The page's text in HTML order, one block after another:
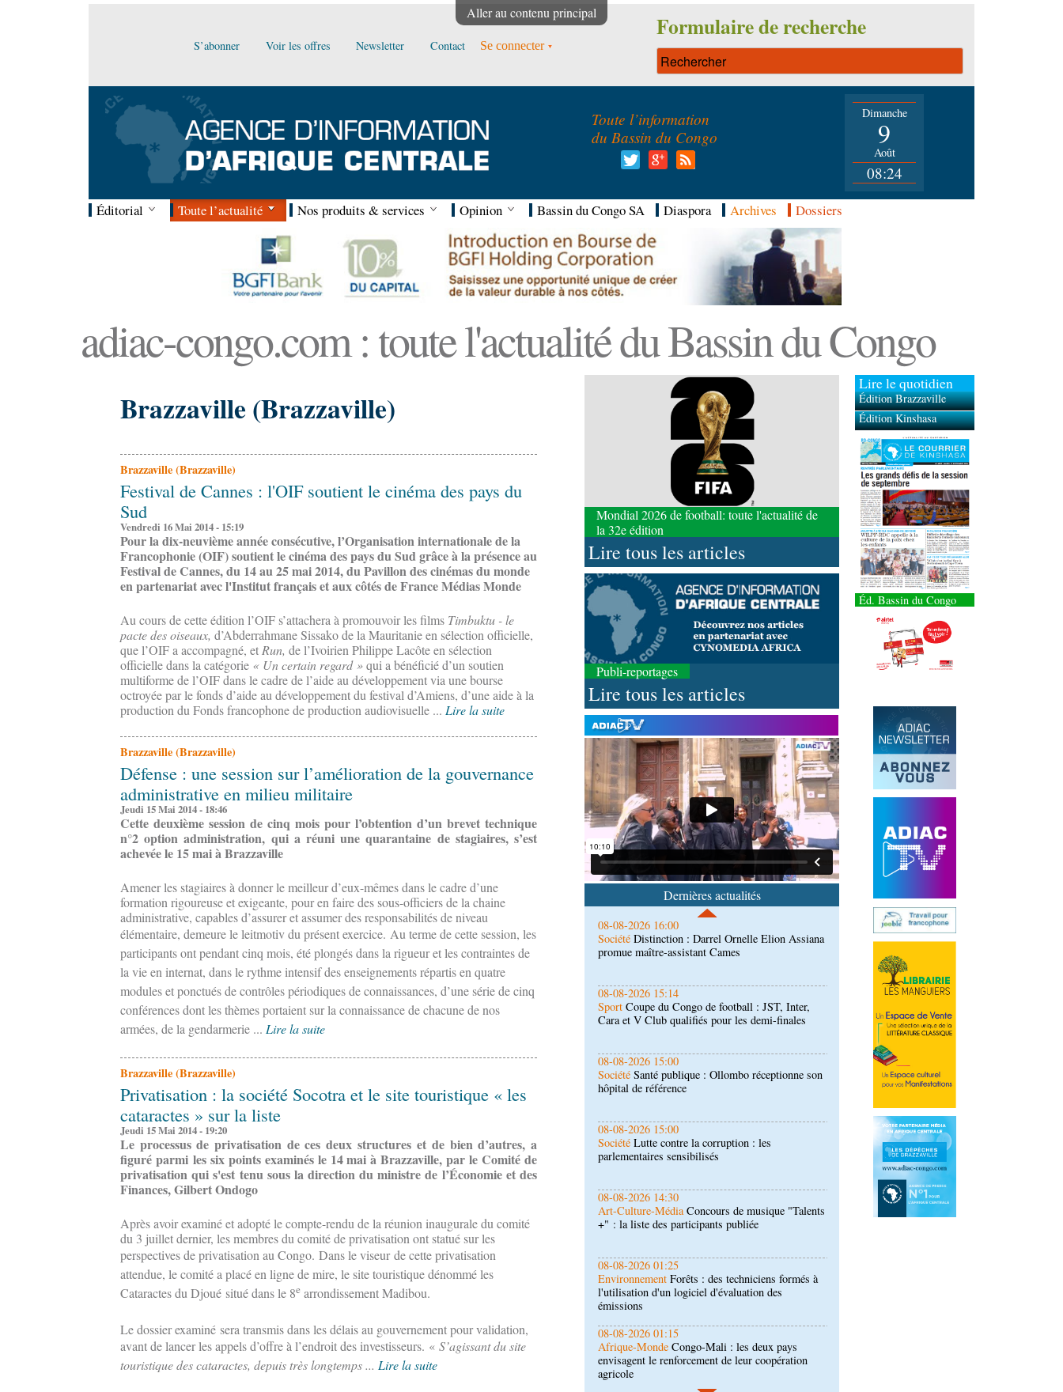
Aller au contenu principal
S’abonner Voir les offres Newsletter Contact Se connecter
Formulaire de recherche
Toute l’information
du Bassin du Congo
Dimanche
9
Août
08:24
Éditorial Toute l’actualité Nos produits & services Opinion Bassin du Congo SA Diaspora Archives Dossiers
adiac-congo.com : toute l'actualité du Bassin du Congo
Brazzaville (Brazzaville)
Brazzaville (Brazzaville)
Festival de Cannes : l'OIF soutient le cinéma des pays du
Sud
Vendredi 16 Mai 2014 - 15:19
Pour la dix-neuvième année consécutive, l’Organisation internationale de la
Francophonie (OIF) soutient le cinéma des pays du Sud grâce à la présence au
Festival de Cannes, du 14 au 25 mai 2014, du Pavillon des cinémas du monde
en partenariat avec l'Institut français et aux côtés de France Médias Monde
Au cours de cette édition l’OIF s’attachera à promouvoir les films Timbuktu - le
pacte des oiseaux, d’Abderrahmane Sissako de la Mauritanie en sélection officielle,
que l’OIF a accompagné, et Run, de l’Ivoirien Philippe Lacôte en sélection
officielle dans la catégorie « Un certain regard »qui a bénéficié d’un soutien
multiforme de l’OIF dans le cadre de l’aide au développement via une bourse
octroyée par le fonds d’aide au développement du festival d’Amiens, d’une aide à la
production du Fonds francophone de production audiovisuelle ... Lire la suite
Brazzaville (Brazzaville)
Défense : une session sur l’amélioration de la gouvernance
administrative en milieu militaire
Jeudi 15 Mai 2014 - 18:46
Cette deuxième session de cinq mois pour l’obtention d’un brevet technique
n°2 option administration, qui a réuni une quarantaine de stagiaires, s’est
achevée le 15 mai à Brazzaville
Amener les stagiaires à donner le meilleur d’eux-mêmes dans le cadre d’une
formation rigoureuse et exigeante, pour en faire des sous-officiers de la chaine
administrative, capables d’assurer et assumer des responsabilités de niveau
élémentaire, demeure le leitmotiv du présent exercice. Au terme de cette session, les
participants ont pendant cinq mois, été plongés dans la rigueur et les contraintes de
la vie en internat, dans le rythme intensif des enseignements répartis en quatre
modules et ponctués de contrôles périodiques de connaissances, d’une série de cinq
conférences dont les thèmes portaient sur la connaissance de chacune de nos
armées, de la gendarmerie ... Lire la suite
Brazzaville (Brazzaville)
Privatisation : la société Socotra et le site touristique « les
cataractes » sur la liste
Jeudi 15 Mai 2014 - 19:20
Le processus de privatisation de ces deux structures et de bien d’autres, a
figuré parmi les six points examinés le 14 mai à Brazzaville, par le Comité de
privatisation qui s'est tenu sous la direction du ministre de l’Économie et des
Finances, Gilbert Ondogo
Après avoir examiné et adopté le compte-rendu de la réunion inaugurale du comité
du 3 juillet dernier, les membres du comité de privatisation ont statué sur les
perspectives de privatisation au Congo. Dans le viseurde cette privatisation
attendue, le comité a placé en ligne de mire, le site touristique dénommé les
Cataractes du Djoué situé dans le 8e arrondissement Madibou.
Le dossier examiné sera transmis dans les délais au gouvernement pour validation,
avant de lancer les appels d’offre à l’endroit des investisseurs. « S’agissant du site
touristique des cataractes, depuis très longtemps ... Lire la suite
Mondial 2026 de football: toute l'actualité de
la 32e édition
Lire tous les articles
Publi-reportages
Lire tous les articles
Dernières actualités
08-08-2026 16:30
SociétéLutte contre les épidémies : les employés
de la maison de retraite Kambissi en formation
08-08-2026 16:00
Distinction : Darrel Ornelle Elion Assiana
promue maître-assistant Cames
08-08-2026 15:14
SportCoupe du Congo de football : JST, Inter,
Cara et V Club qualifiés pour les demi-finales
08-08-2026 15:00
SociétéSanté publique : Ollombo réceptionne son
hôpital de référence
08-08-2026 15:00
Société Lutte contre la corruption : les
parlementaires sensibilisés
08-08-2026 14:30
Art-Culture-MédiaConcours de musique "Talents
+" : la liste des participants publiée
08-08-2026 01:25
EnvironnementForêts : des techniciens formés à
l'utilisation d'un logiciel d'évaluation des
08-08-2026 01:15
Afrique-MondeCongo-Mali : les deux pays
envisagent le renforcement de leur coopération
agricole
08-08-2026 01:13
ÉconomieMarché boursier : la Banque postale du
Congo officialise son entrée à la BVMAC
Lire le quotidien
Édition Brazzaville
Édition Kinshasa
Éd. Bassin du Congo